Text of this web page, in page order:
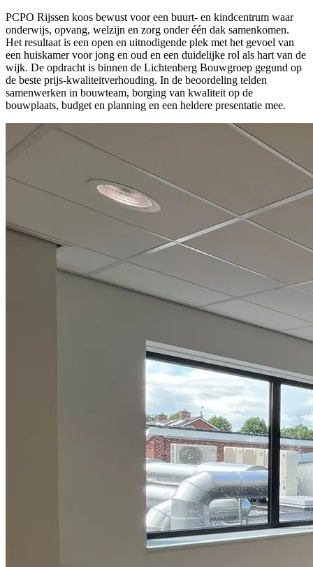
PCPO Rijssen koos bewust voor een buurt- en kindcentrum waar
onderwijs, opvang, welzijn en zorg onder één dak samenkomen.
Het resultaat is een open en uitnodigende plek met het gevoel van
een huiskamer voor jong en oud en een duidelijke rol als hart van de
wijk. De opdracht is binnen de Lichtenberg Bouwgroep gegund op
de beste prijs-kwaliteitverhouding. In de beoordeling telden
samenwerken in bouwteam, borging van kwaliteit op de
bouwplaats, budget en planning en een heldere presentatie mee.